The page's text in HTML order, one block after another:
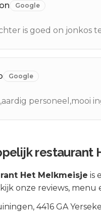
Google
is goed on jonkos
Google
personeel,mooi
restaurant
Het Melkmeisje is
onze reviews, menu
, 4416 GA Yerseke